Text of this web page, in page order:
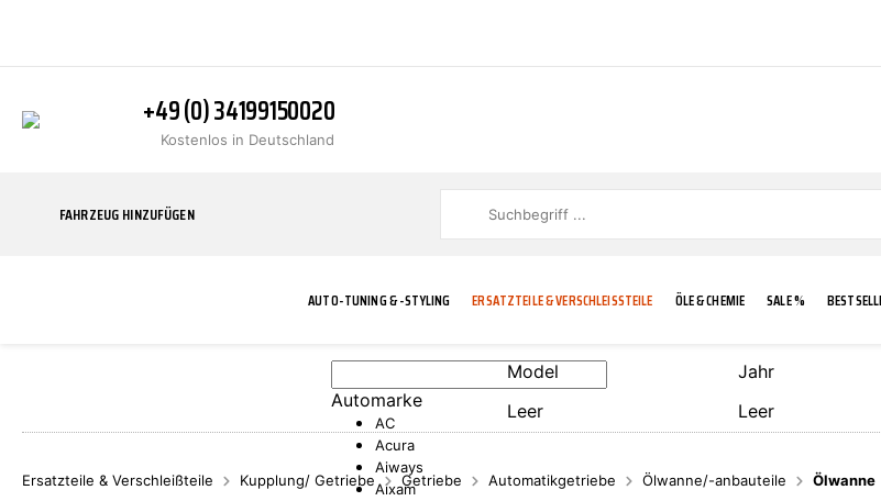
+49 (0) 34199150020
Kostenlos in Deutschland
FAHRZEUG HINZUFÜGEN
AUTO-TUNING & -STYLING ERSATZTEILE & VERSCHLEISSTEILE ÖLE & CHEMIE SALE %
KÜHLERGRILL
CARCARE
BREMSFLÜSSIGKEIT FROSTSCHUTZ
ADDINOL
Automarke
AC
Acura
Aiways
Aixam
Model
Leer
Jahr
Leer
Ersatzteile & Verschleißteile Kupplung/ Getriebe Getriebe Automatikgetriebe Ölwanne/-anbauteile Ölwanne